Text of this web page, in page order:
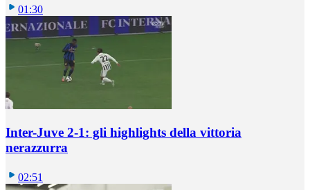
01:30
Inter-Juve 2-1: gli highlights della vittoria
nerazzurra
02:51